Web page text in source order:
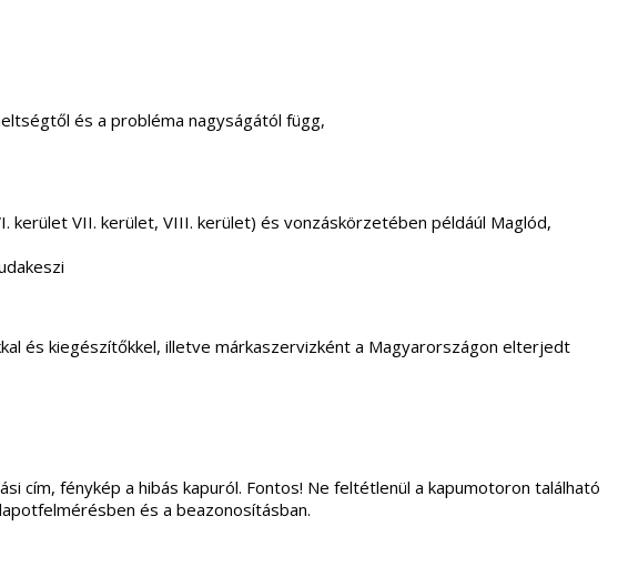
és a probléma nagyságától függ,
kerület VII. kerület, VIII. kerület) és vonzáskörzetében példáúl Maglód,
és kiegészítőkkel, illetve márkaszervizként a Magyarországon elterjedt
cím, fénykép a hibás kapuról. Fontos! Ne feltétlenül a kapumotoron található
és a beazonosításban.